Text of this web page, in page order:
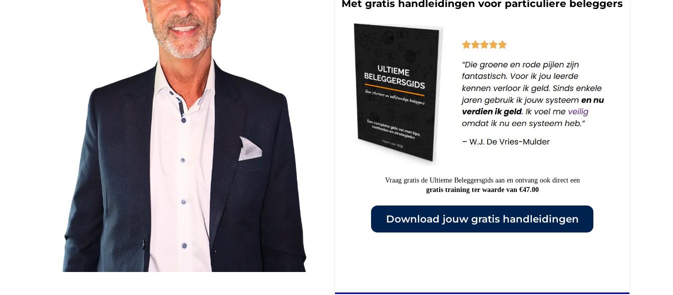
Met gratis handleidingen voor particuliere beleggers
Vraag gratis de Ultieme Beleggersgids aan en ontvang ook direct een
gratis training ter waarde van €47.00
Download jouw gratis handleidingen